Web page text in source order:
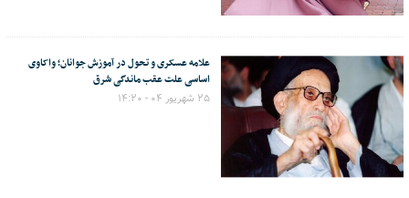
علامه عسکری و تحول در آموزش جوانان؛ واکاوی
اساسی علت عقب ماندگی شرق
۲۵ شهریور ۰۴ - ۱۴:۲۰